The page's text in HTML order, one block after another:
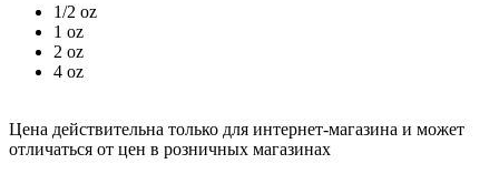
1/2 oz
1 oz
2 oz
4 oz
Цена действительна только для интернет-магазина и может
отличаться от цен в розничных магазинах